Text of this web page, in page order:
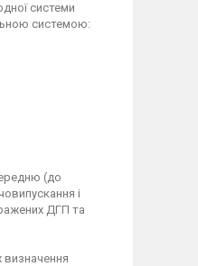
системи
системою:
(до
і
ДГП та
визначення